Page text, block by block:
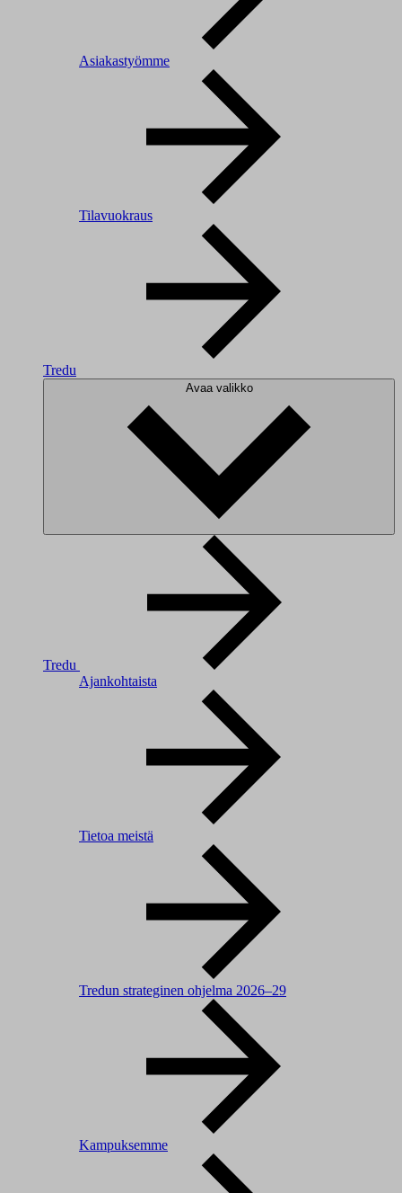
Asiakastyömme
Tilavuokraus
Tredu
Avaa valikko
Tredu
Ajankohtaista
Tietoa meistä
Tredun strateginen ohjelma 2026–29
Kampuksemme